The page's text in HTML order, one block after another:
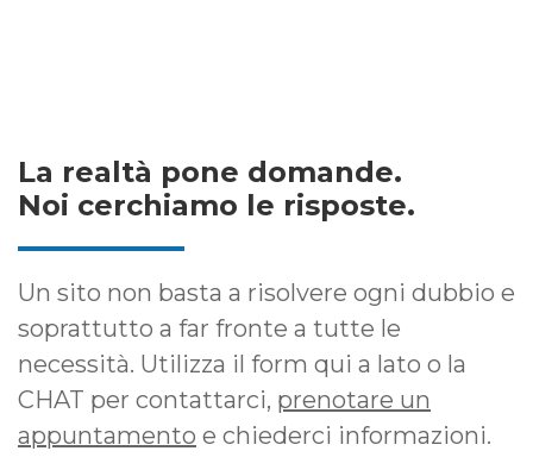
La realtà pone domande.
Noi cerchiamo le risposte.
Un sito non basta a risolvere ogni dubbio e
soprattutto a far fronte a tutte le
necessità. Utilizza il form qui a lato o la
CHAT per contattarci, prenotare un
appuntamento e chiederci informazioni.